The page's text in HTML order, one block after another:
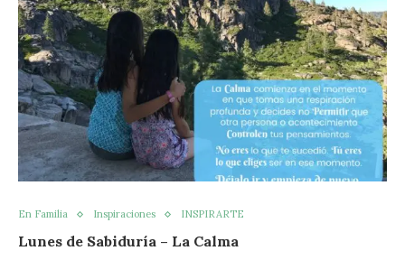
En Familia Inspiraciones INSPIRARTE
Lunes de Sabiduría – La Calma